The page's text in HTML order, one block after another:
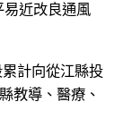
近改良通風
計向從江縣投
教導、醫療、